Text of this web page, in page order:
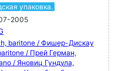
упаковка.
2005
baritone / Фишер-Дискау
/ Прей Герман,
/ Яновиц Гундула,